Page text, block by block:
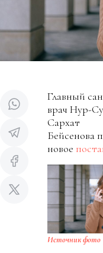
Главный
врач Нур-
Сархат
Бейсенова
новое
Источник фото